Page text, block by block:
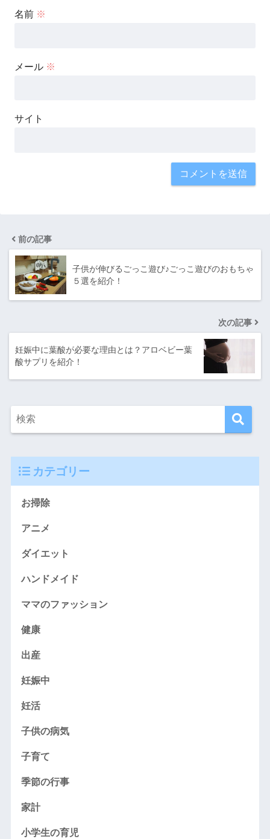
名前 ※
メール ※
サイト
前の記事
子供が伸びるごっこ遊び♪ごっこ遊びのおもちゃ
５選を紹介！
次の記事
妊娠中に葉酸が必要な理由とは？アロベビー葉
酸サプリを紹介！
カテゴリー
お掃除
アニメ
ダイエット
ハンドメイド
ママのファッション
健康
出産
妊娠中
妊活
子供の病気
子育て
季節の行事
家計
小学生の育児